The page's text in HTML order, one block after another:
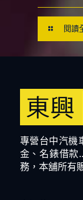
閱讀
專營台中汽機
金、名錶借款
務，本舖所有